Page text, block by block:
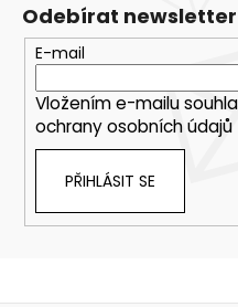
Odebírat newsletter
E-mail
Vložením e-mailu
ochrany osobních údajů
PŘIHLÁSIT SE